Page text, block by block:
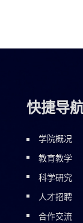
快捷导
学院概况
教育教学
科学研究
人才招聘
合作交流